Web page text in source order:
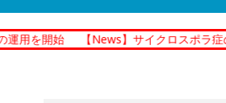
【News】サイクロスポラ症の集団感染